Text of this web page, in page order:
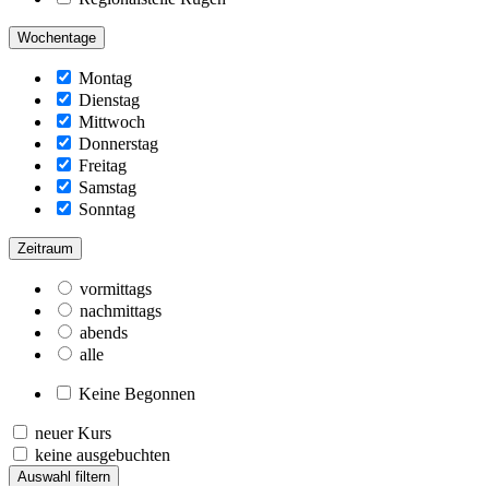
Wochentage
Montag
Dienstag
Mittwoch
Donnerstag
Freitag
Samstag
Sonntag
Zeitraum
vormittags
nachmittags
abends
alle
Keine Begonnen
neuer Kurs
keine ausgebuchten
Auswahl filtern